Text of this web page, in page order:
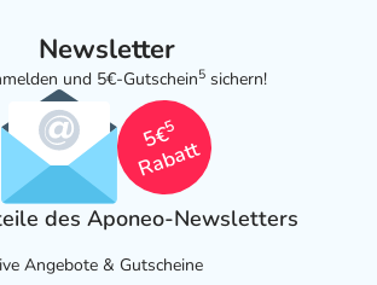
Newsletter
und 5€-Gutschein5 sichern!
5€
5
Rabatt
des Aponeo-Newsletters
Angebote & Gutscheine